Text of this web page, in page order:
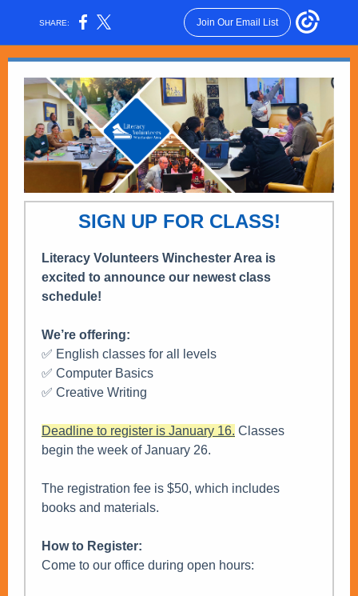
SHARE: Join Our Email List
SIGN UP FOR CLASS!
Literacy Volunteers Winchester Area is
excited to announce our newest class
schedule!
We’re offering:
✅ English classes for all levels
✅ Computer Basics
✅ Creative Writing
Deadline to register is January 16. Classes
begin the week of January 26.
The registration fee is $50, which includes
books and materials.
How to Register:
Come to our office during open hours: